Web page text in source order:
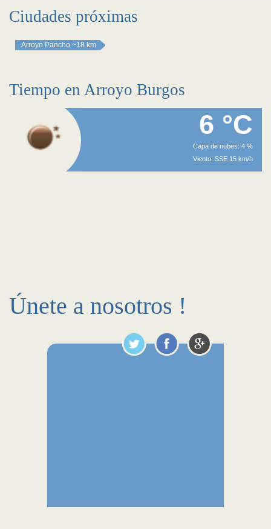
Ciudades próximas
Arroyo Pancho ~18 km
Tiempo en Arroyo Burgos
6 °C
Capa de nubes: 4 %
Viento: SSE 15 km/h
Únete a nosotros !